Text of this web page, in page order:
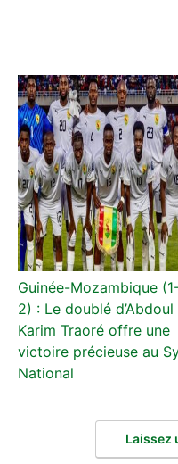
Guinée-Mozambique
2) : Le doublé d’Abdoul
Karim Traoré offre une
victoire précieuse au
National
Laissez